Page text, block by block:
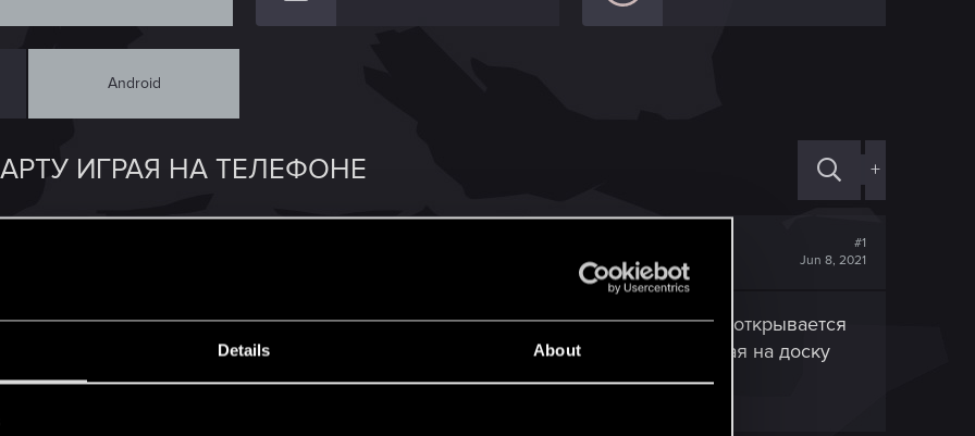
Details About
Android
ИГРАЯ НА ТЕЛЕФОНЕ +
#1
Jun 8, 2021
а все остальные нормально телефон на андроиде . нажимая на карту правую открывается
приходится кликать по 30 раз при этом закрывая окно описания нажимая на доску
ливаю без гг ПОМОГИТЕ БЕСИТ ЭТОТ БАГ